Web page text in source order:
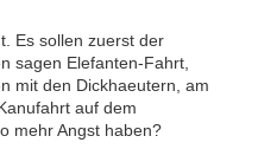
Es sollen zuerst der
sagen Elefanten-Fahrt,
mit den Dickhaeutern, am
auf dem
mehr Angst haben?